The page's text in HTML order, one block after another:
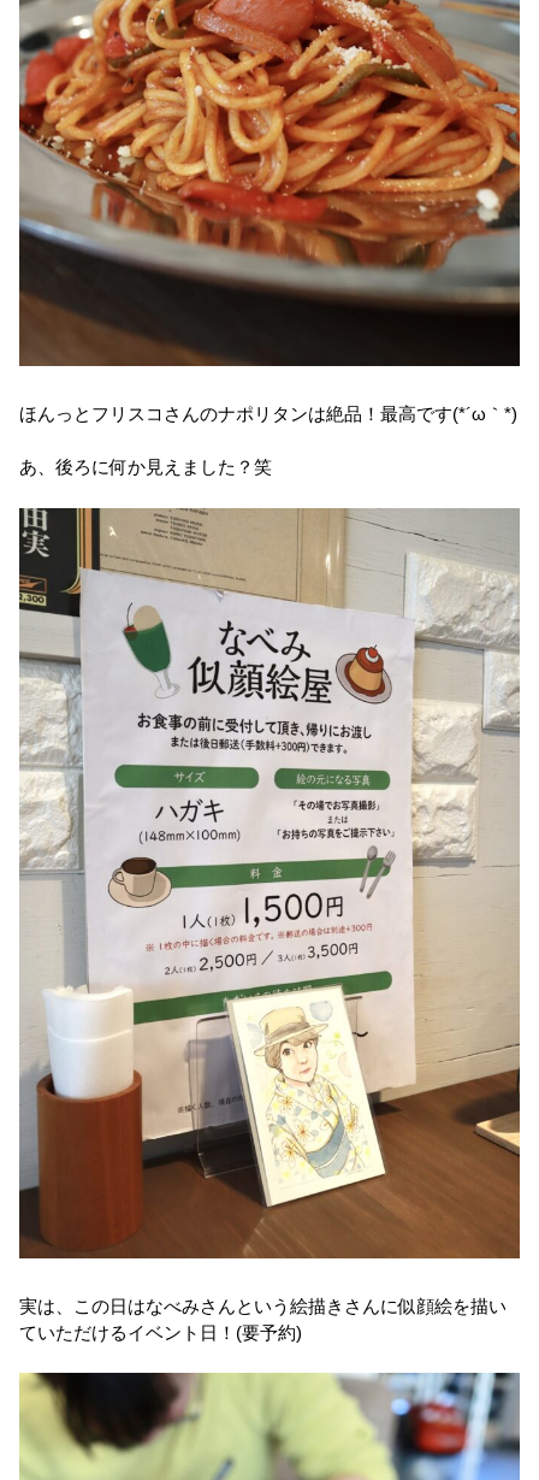
ほんっとフリスコさんのナポリタンは絶品！最高です(*´ω｀*)
あ、後ろに何か見えました？笑
実は、この日はなべみさんという絵描きさんに似顔絵を描い
ていただけるイベント日！(要予約)